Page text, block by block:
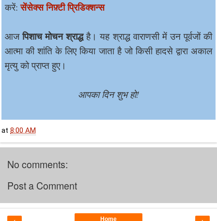
करें:सेंसेक्स निफ़्टी प्रिडिक्शन्स
आजपिशाच मोचन श्राद्धहै। यह श्राद्ध वाराणसी में उन पूर्वजों की
आत्मा की शांति के लिए किया जाता है जो किसी हादसे द्वारा अकाल
मृत्यु को प्राप्त हुए।
आपका दिन शुभ हो!
at 8:00 AM
No comments:
Post a Comment
Home